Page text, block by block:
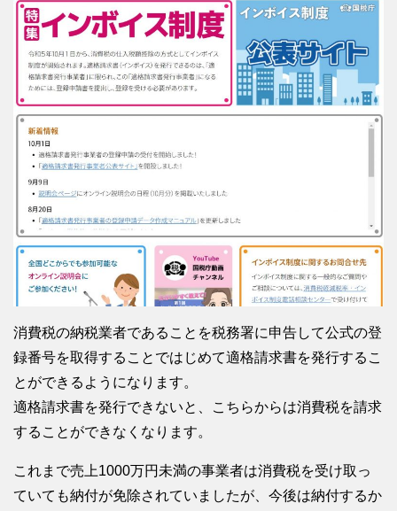
消費税の納税業者であることを税務署に申告して公式の登
録番号を取得することではじめて適格請求書を発行するこ
とができるようになります。
適格請求書を発行できないと、こちらからは消費税を請求
することができなくなります。
これまで売上1000万円未満の事業者は消費税を受け取っ
ていても納付が免除されていましたが、今後は納付するか